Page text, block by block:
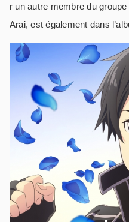
r un autre membre du
Arai, est également dans